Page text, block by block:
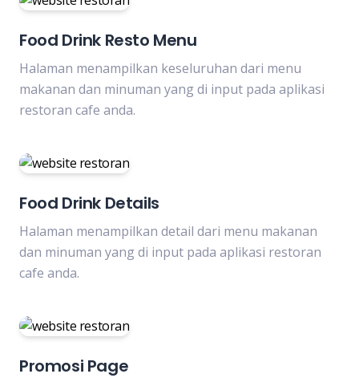
Food Drink Resto Menu
Halaman menampilkan keseluruhan dari menu
makanan dan minuman yang di input pada aplikasi
restoran cafe anda.
Food Drink Details
Halaman menampilkan detail dari menu makanan
dan minuman yang di input pada aplikasi restoran
cafe anda.
Promosi Page